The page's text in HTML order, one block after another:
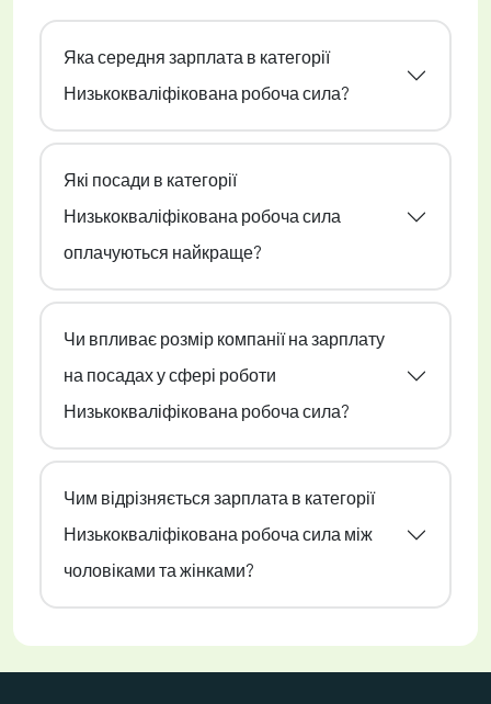
Яка середня зарплата в категорії
Низькокваліфікована робоча сила?
Які посади в категорії
Низькокваліфікована робоча сила
оплачуються найкраще?
Чи впливає розмір компанії на зарплату
на посадах у сфері роботи
Низькокваліфікована робоча сила?
Чим відрізняється зарплата в категорії
Низькокваліфікована робоча сила між
чоловіками та жінками?